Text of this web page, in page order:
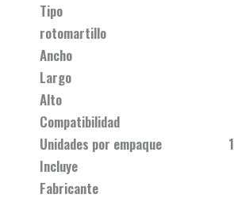
Tipo Cincel
rotomartillo
Ancho 2
Largo 4
Alto 25
Compatibilidad
Unidades por empaque 1
Incluye 1
Fabricante